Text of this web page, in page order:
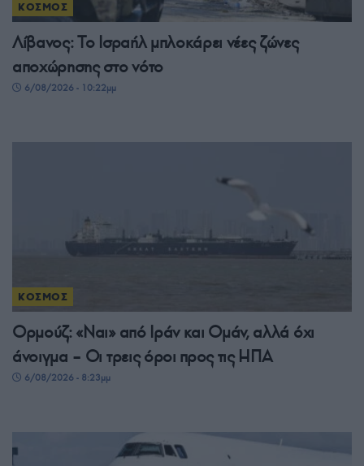
ΚΟΣΜΟΣ
Λίβανος: Το Ισραήλ μπλοκάρει νέες ζώνες
αποχώρησης στο νότο
6/08/2026 - 10:22μμ
ΚΟΣΜΟΣ
Ορμούζ: «Ναι» από Ιράν και Ομάν, αλλά όχι
άνοιγμα – Οι τρεις όροι προς τις ΗΠΑ
6/08/2026 - 8:23μμ